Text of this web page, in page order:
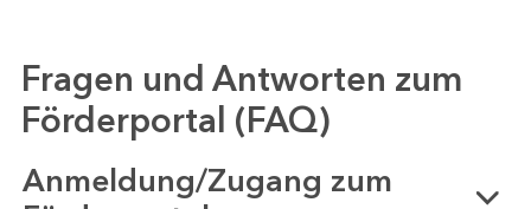
Fragen und Antworten zum
Förderportal (FAQ)
Anmeldung/Zugang zum